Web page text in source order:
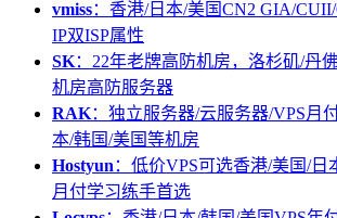
vmiss：香港/日本/美国CN2 GIA/
IP双ISP属性
SK：22年老牌高防机房，洛杉矶/丹
机房高防服务器
RAK：独立服务器/云服务器/VPS月
本/韩国/美国等机房
Hostyun ：低价VPS可选香港/美国/日
月付学习练手首选